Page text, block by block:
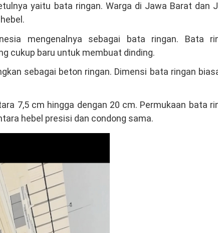
yaitu bata ringan. Warga di Jawa Barat dan
mengenalnya sebagai bata ringan. Bata
cukup baru untuk membuat dinding.
sebagai beton ringan. Dimensi bata ringan
7,5 cm hingga dengan 20 cm. Permukaan bata
hebel presisi dan condong sama.